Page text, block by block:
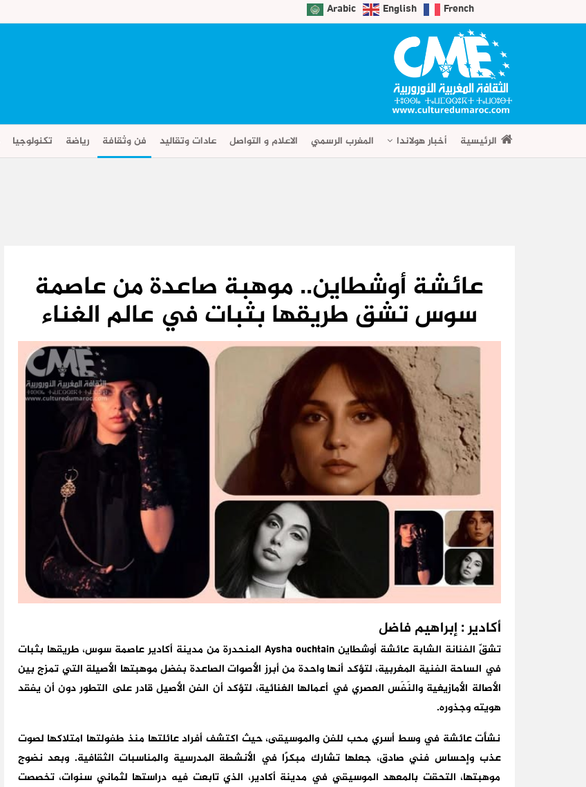
Arabic English French
الرئيسية أخبار هولاندا المغرب الرسمي الاعلام و التواصل عادات وتقاليد فن وثقافة رياضة تكنولوجيا
عائشة أوشطاين.. موهبة صاعدة من عاصمة
سوس تشق طريقها بثبات في عالم الغناء
أكادير : إبراهيم فاضل
تشقّ الفنانة الشابة عائشة أوشطاين Aysha ouchtain المنحدرة من مدينة أكادير عاصمة سوس، طريقها بثبات
في الساحة الفنية المغربية، لتؤكد أنها واحدة من أبرز الأصوات الصاعدة بفضل موهبتها الأصيلة التي تمزج بين
الأصالة الأمازيغية والنَفَس العصري في أعمالها الغنائية، لتؤكد أن الفن الأصيل قادر على التطور دون أن يفقد
هويته وجذوره.
نشأت عائشة في وسط أسري محب للفن والموسيقى، حيث اكتشف أفراد عائلتها منذ طفولتها امتلاكها لصوت
عذب وإحساس فني صادق، جعلها تشارك مبكرًا في الأنشطة المدرسية والمناسبات الثقافية. وبعد نضوج
موهبتها، التحقت بالمعهد الموسيقي في مدينة أكادير، الذي تابعت فيه دراستها لثماني سنوات، تخصصت